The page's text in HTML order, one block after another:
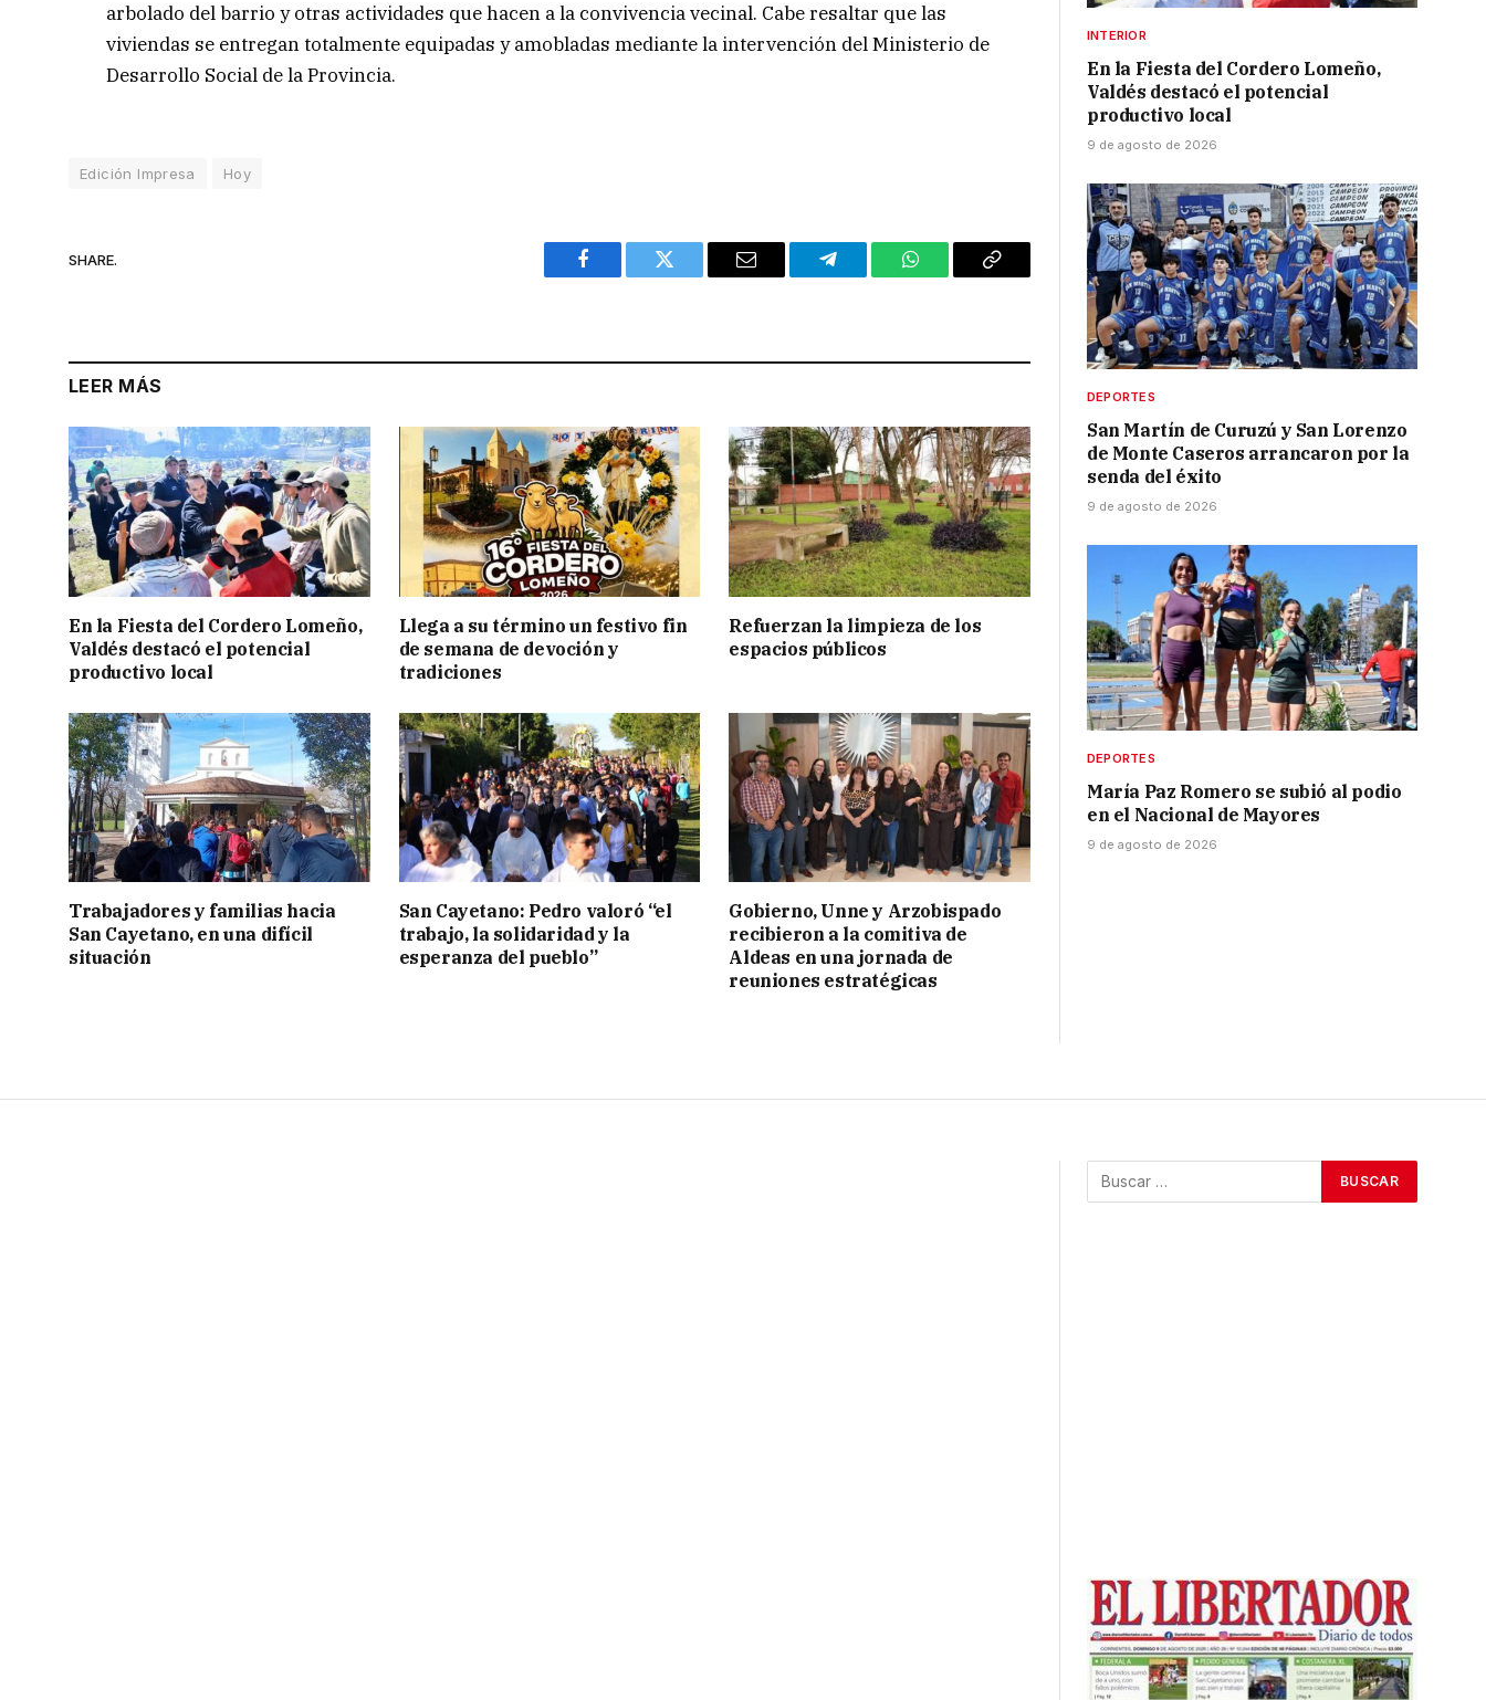
arbolado del barrio y otras actividades que hacen a la convivencia vecinal. Cabe resaltar que las
viviendas se entregan totalmente equipadas y amobladas mediante la intervención del Ministerio de
Desarrollo Social de la Provincia.
Edición Impresa Hoy
SHARE.
Facebook Twitter Email Telegram WhatsAppCopy
LEER MÁS
En la Fiesta del Cordero Lomeño,
Valdés destacó el potencial
productivo local
Llega a su término un festivo fin
de semana de devoción y
tradiciones
Refuerzan la limpieza de los
espacios públicos
Trabajadores y familias hacia
San Cayetano, en una difícil
situación
San Cayetano: Pedro valoró “el
trabajo, la solidaridad y la
esperanza del pueblo”
Gobierno, Unne y Arzobispado
recibieron a la comitiva de
Aldeas en una jornada de
reuniones estratégicas
INTERIOR
En la Fiesta del Cordero Lomeño,
Valdés destacó el potencial
productivo local
9 de agosto de 2026
DEPORTES
San Martín de Curuzú y San Lorenzo
de Monte Caseros arrancaron por la
senda del éxito
9 de agosto de 2026
DEPORTES
María Paz Romero se subió al podio
en el Nacional de Mayores
9 de agosto de 2026